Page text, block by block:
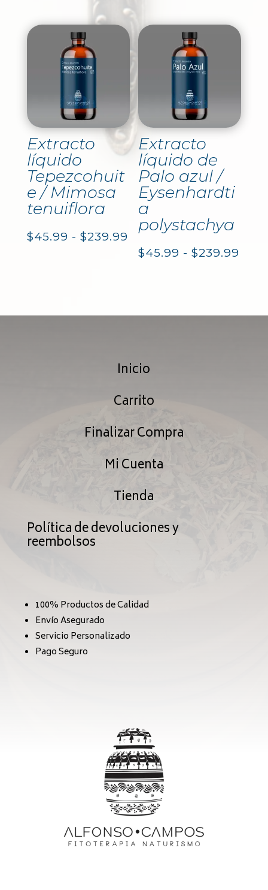
de
precios:
desde
$59.99
$239.99
Extracto
líquido
Tepezcohuit
e / Mimosa
tenuiflora
$45.99 - $239.99 Rango
de
$239.99
Extracto
líquido de
Palo azul /
Eysenhardti
a
polystachya
$45.99 - $239.99
Inicio
Carrito
Finalizar Compra
Mi Cuenta
Tienda
Política de devoluciones y
reembolsos
100% Productos de Calidad
Envío Asegurado
Servicio Personalizado
Pago Seguro